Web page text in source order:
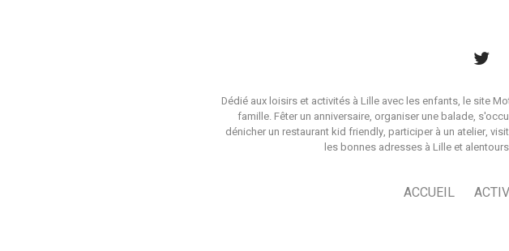
Dédié aux loisirs et activités à Lille avec les enfants, le site
famille. Fêter un anniversaire, organiser une balade,
dénicher un restaurant kid friendly, participer à un atelier,
les bonnes adresses à Lille et
ACCUEIL